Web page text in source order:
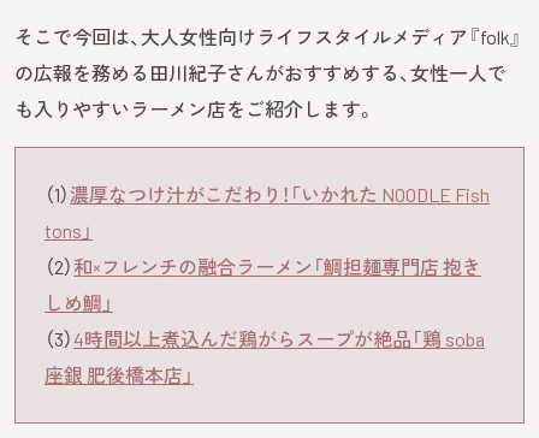
そこで今回は、大人女性向けライフスタイルメディア『folk』
の広報を務める田川紀子さんがおすすめする、女性一人で
も入りやすいラーメン店をご紹介します。
（1） 濃厚なつけ汁がこだわり！「いかれた NOODLE Fish
tons」
（2） 和×フレンチの融合ラーメン「鯛担麺専門店 抱き
しめ鯛」
（3） 4時間以上煮込んだ鶏がらスープが絶品「鶏 soba
座銀 肥後橋本店」